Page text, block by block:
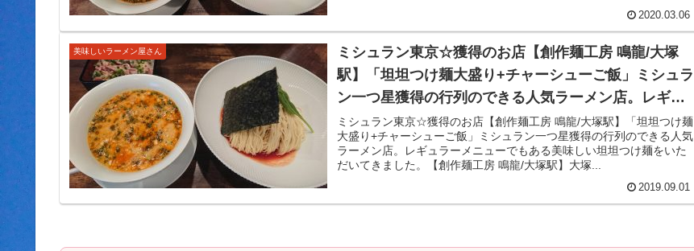
2020.03.06
美味しいラーメン屋さん
ミシュラン東京☆獲得のお店【創作麺工房 鳴龍/大塚
駅】「坦坦つけ麺大盛り+チャーシューご飯」ミシュラ
ン一つ星獲得の行列のできる人気ラーメン店。レギュ
ラーメニューでもある美味しい坦坦つけ麺をいただい
てきました。
ミシュラン東京☆獲得のお店【創作麺工房 鳴龍/大塚駅】「坦坦つけ麺
大盛り+チャーシューご飯」ミシュラン一つ星獲得の行列のできる人気
ラーメン店。レギュラーメニューでもある美味しい坦坦つけ麺をいた
だいてきました。【創作麺工房 鳴龍/大塚駅】大塚...
2019.09.01